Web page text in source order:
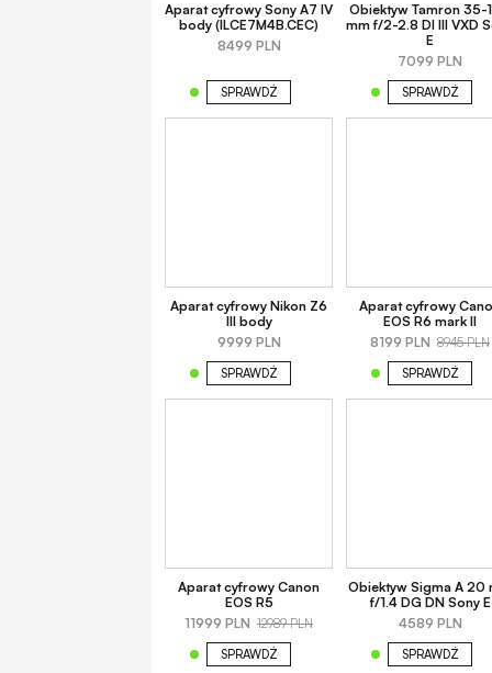
Aparat cyfrowy Sony A7 IV
body (ILCE7M4B.CEC)
8499 PLN
SPRAWDŹ
Obiektyw Tamron 35-
mm f/2-2.8 DI III VXD
E
7099 PLN
SPRAWDŹ
Aparat cyfrowy Nikon Z6
III body
9999 PLN
SPRAWDŹ
Aparat cyfrowy
EOS R6 mark II
8199 PLN 8945 PLN
SPRAWDŹ
Aparat cyfrowy Canon
EOS R5
11999 PLN 12989 PLN
SPRAWDŹ
Obiektyw Sigma A 20
f/1.4 DG DN Sony E
4589 PLN
SPRAWDŹ